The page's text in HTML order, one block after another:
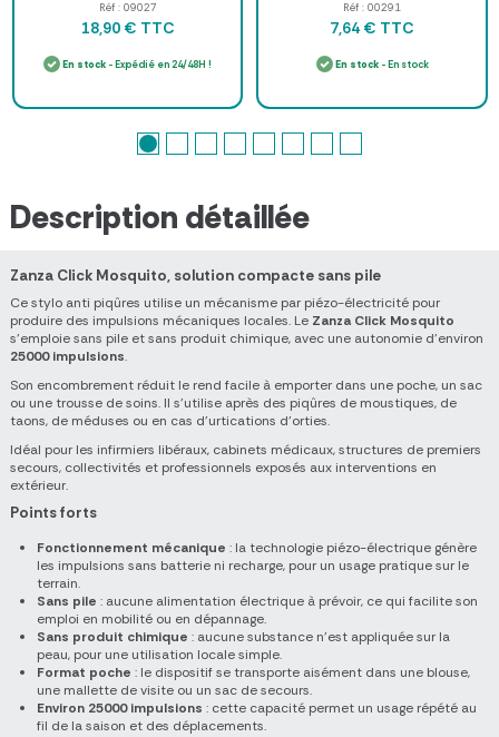
1 l
Réf : 09027
18,90 € TTC
En stock - Expédié en 24/48H !
PIC - à l'unité
Réf : 00291
7,64 € TTC
En stock- En stock
Description détaillée
Zanza Click Mosquito, solution compacte sans pile
Ce stylo anti piqûres utilise un mécanisme par piézo-électricité pour
produire des impulsions mécaniques locales. Le Zanza Click Mosquito
s'emploie sans pile et sans produit chimique, avec une autonomie d'environ
25000 impulsions.
Son encombrement réduit le rend facile à emporter dans une poche, un sac
ou une trousse de soins. Il s'utilise après des piqûres de moustiques, de
taons, de méduses ou en cas d'urtications d'orties.
Idéal pour les infirmiers libéraux, cabinets médicaux, structures de premiers
secours, collectivités et professionnels exposés aux interventions en
extérieur.
Points forts
Fonctionnement mécanique : la technologie piézo-électrique génère
les impulsions sans batterie ni recharge, pour un usage pratique sur le
terrain.
Sans pile : aucune alimentation électrique à prévoir, ce qui facilite son
emploi en mobilité ou en dépannage.
Sans produit chimique : aucune substance n'est appliquée sur la
peau, pour une utilisation locale simple.
Format poche : le dispositif se transporte aisément dans une blouse,
une mallette de visite ou un sac de secours.
Environ 25000 impulsions : cette capacité permet un usage répété au
fil de la saison et des déplacements.